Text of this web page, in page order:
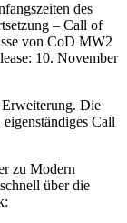
des
– Call of
von CoD MW2
10. November
Die
Call
zu Modern
über die